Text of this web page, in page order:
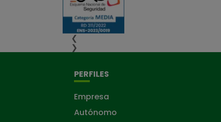
❮
❯
PERFILES
Empresa
Autónomo